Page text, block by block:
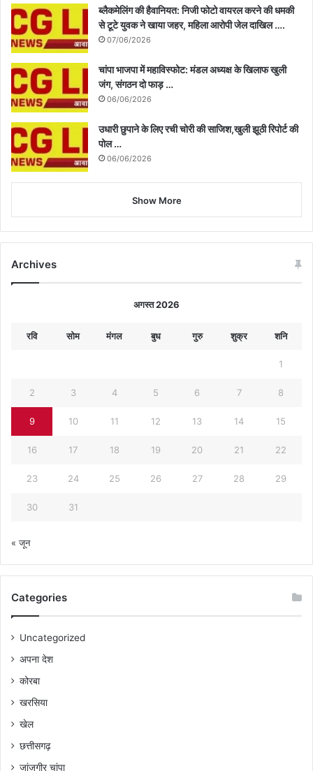
ब्लैकमेलिंग की हैवानियत: निजी फोटो वायरल करने की धमकी
से टूटे युवक ने खाया जहर, महिला आरोपी जेल दाखिल ….
07/06/2026
चांपा भाजपा में महाविस्फोट: मंडल अध्यक्ष के खिलाफ खुली
जंग, संगठन दो फाड़ …
06/06/2026
उधारी छुपाने के लिए रची चोरी की साजिश,खुली झूठी रिपोर्ट की
पोल …
06/06/2026
Show More
Archives
अगस्त 2026
रवि सोम मंगल बुध गुरु शुक्र शनि
1
2 3 4 5 6 7 8
9 10 11 12 13 14 15
16 17 18 19 20 21 22
23 24 25 26 27 28 29
30 31
« जून
Categories
Uncategorized
अपना देश
कोरबा
खरसिया
खेल
छत्तीसगढ़
जांजगीर चांपा